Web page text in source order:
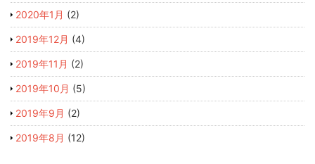
2020年1月 (2)
2019年12月 (4)
2019年11月 (2)
2019年10月 (5)
2019年9月 (2)
2019年8月 (12)